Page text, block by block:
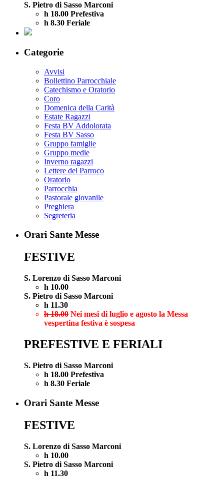
S. Pietro di Sasso Marconi
h 18.00 Prefestiva
h 8.30 Feriale
Categorie
Avvisi
Bollettino Parrocchiale
Catechismo e Oratorio
Coro
Domenica della Carità
Estate Ragazzi
Festa BV Addolorata
Festa BV Sasso
Gruppo famiglie
Gruppo medie
Inverno ragazzi
Lettere del Parroco
Oratorio
Parrocchia
Pastorale giovanile
Preghiera
Segreteria
Orari Sante Messe
FESTIVE
S. Lorenzo di Sasso Marconi
h 10.00
S. Pietro di Sasso Marconi
h 11.30
h 18.00 Nei mesi di luglio e agosto la Messa
vespertina festiva è sospesa
PREFESTIVE E FERIALI
S. Pietro di Sasso Marconi
h 18.00 Prefestiva
h 8.30 Feriale
Orari Sante Messe
FESTIVE
S. Lorenzo di Sasso Marconi
h 10.00
S. Pietro di Sasso Marconi
h 11.30